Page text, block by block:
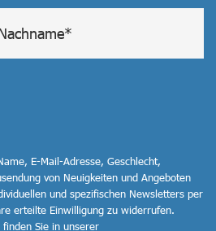
E-Mail-Adresse, Geschlecht,
von Neuigkeiten und Angeboten
und spezifischen Newsletters per
erteilte Einwilligung zu widerrufen.
Sie in unserer